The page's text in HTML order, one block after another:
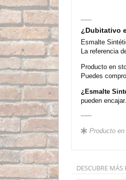
¿Dubitativo
Esmalte
La referencia
Producto en
Puedes
¿Esmalte
pueden encajar.
Producto en
DESCUBRE